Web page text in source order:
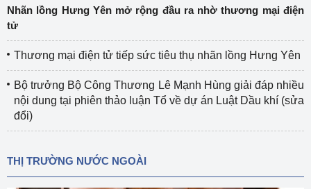
Nhãn lồng Hưng Yên mở rộng đầu ra nhờ thương mại điện
tử
Thương mại điện tử tiếp sức tiêu thụ nhãn lồng Hưng Yên
Bộ trưởng Bộ Công Thương Lê Mạnh Hùng giải đáp nhiều
nội dung tại phiên thảo luận Tổ về dự án Luật Dầu khí (sửa
đổi)
THỊ TRƯỜNG NƯỚC NGOÀI